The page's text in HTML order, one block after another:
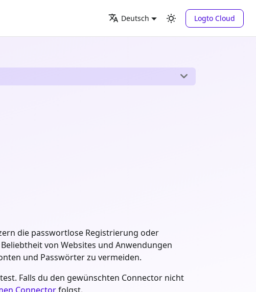
Deutsch Logto Cloud
die passwortlose Registrierung oder
von Websites und Anwendungen
und Passwörter zu vermeiden.
Falls du den gewünschten Connector nicht